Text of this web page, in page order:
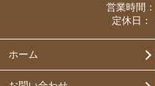
営業時間：
定休日：
ホーム